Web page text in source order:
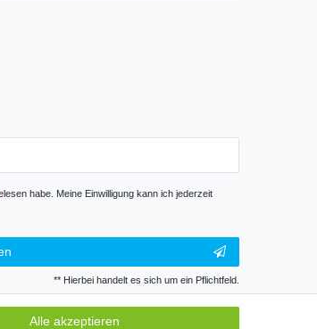
habe. Meine Einwilligung kann ich jederzeit
** Hierbei handelt es sich um ein Pflichtfeld.
Alle akzeptieren